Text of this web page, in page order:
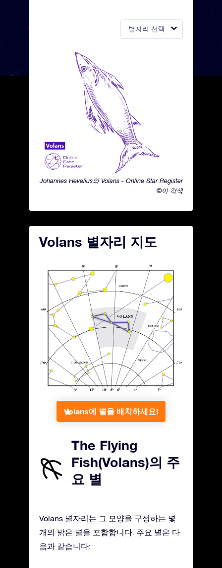
별자리 선택
Johannes Hevelius의 Volans - Online Star Register
©이 각색
Volans 별자리 지도
Volans에 별을 배치하세요!
The Flying
Fish(Volans)의 주
요 별
Volans 별자리는 그 모양을 구성하는 몇
개의 밝은 별을 포함합니다. 주요 별은 다
음과 같습니다: